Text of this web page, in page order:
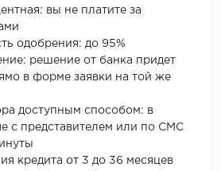
вы не платите за
одобрения: до 95%
решение от банка придет
в форме заявки на той же
доступным способом: в
с представителем или по СМС
кредита от 3 до 36 месяцев